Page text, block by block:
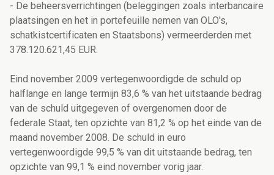
- De beheersverrichtingen (beleggingen zoals interbancaire
plaatsingen en het in portefeuille nemen van OLO's,
schatkistcertificaten en Staatsbons) vermeerderden met
378.120.621,45 EUR.
Eind november 2009 vertegenwoordigde de schuld op
halflange en lange termijn 83,6 % van het uitstaande bedrag
van de schuld uitgegeven of overgenomen door de
federale Staat, ten opzichte van 81,2 % op het einde van de
maand november 2008. De schuld in euro
vertegenwoordigde 99,5 % van dit uitstaande bedrag, ten
opzichte van 99,1 % eind november vorig jaar.